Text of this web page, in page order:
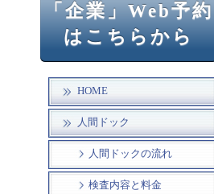
「企業」Web予約
はこちらから
HOME
人間ドック
人間ドックの流れ
検査内容と料金